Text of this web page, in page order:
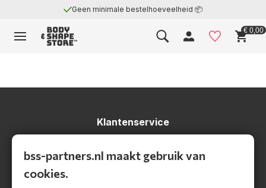
Geen minimale bestelhoeveelheid 📦
€ 0,00
Klantenservice
Verzending en levering
bss-partners.nl maakt gebruik van
cookies.